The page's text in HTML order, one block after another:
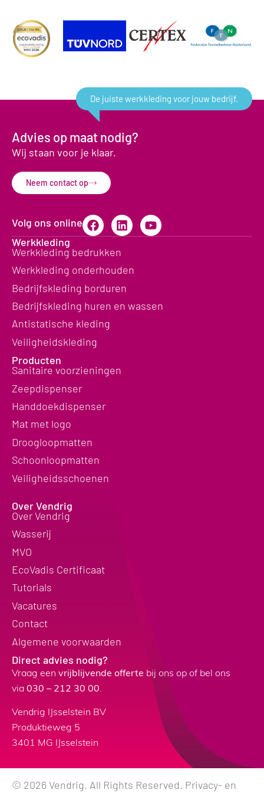
Advies op maat nodig?
Wij staan voor je klaar.
De juiste werkkleding voor jouw bedrijf.
Neem contact op
Volg ons online
Werkkleding
Werkkleding bedrukken
Werkkleding onderhouden
Bedrijfskleding borduren
Bedrijfskleding huren en wassen
Antistatische kleding
Veiligheidskleding
Producten
Sanitaire voorzieningen
Zeepdispenser
Handdoekdispenser
Mat met logo
Droogloopmatten
Schoonloopmatten
Veiligheidsschoenen
Over Vendrig
Over Vendrig
Wasserij
MVO
EcoVadis Certificaat
Tutorials
Vacatures
Contact
Algemene voorwaarden
Direct advies nodig?
Vraag een vrijblijvende offerte bij ons op of bel ons
via030 – 212 30 00
Vendrig IJsselstein BV
Produktieweg 5
3401 MG IJsselstein
© 2026 Vendrig. All Rights Reserved. Privacy- en